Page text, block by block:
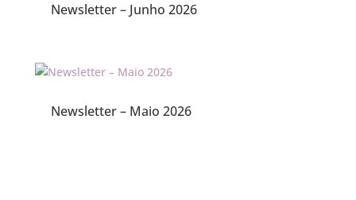
Newsletter – Junho 2026
Newsletter – Maio 2026